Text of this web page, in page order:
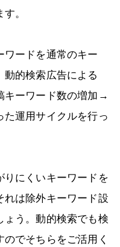
。
ワードを通常のキー
動的検索広告による
キーワード数の増加→
た運用サイクルを行っ
りにくいキーワードを
れは除外キーワード設
ょう。動的検索でも検
でそちらをご活用く